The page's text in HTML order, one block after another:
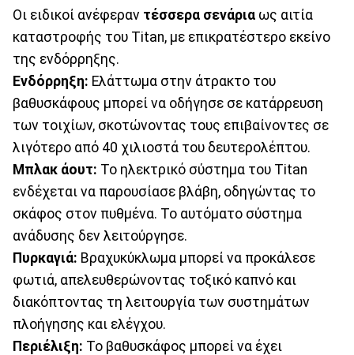
Οι ειδικοί ανέφεραν τέσσερα σενάρια ως αιτία
καταστροφής του Titan, με επικρατέστερο εκείνο
της ενδόρρηξης.
Ενδόρρηξη: Ελάττωμα στην άτρακτο του
βαθυσκάφους μπορεί να οδήγησε σε κατάρρευση
των τοιχίων, σκοτώνοντας τους επιβαίνοντες σε
λιγότερο από 40 χιλιοστά του δευτερολέπτου.
Μπλακ άουτ: Το ηλεκτρικό σύστημα του Titan
ενδέχεται να παρουσίασε βλάβη, οδηγώντας το
σκάφος στον πυθμένα. Το αυτόματο σύστημα
ανάδυσης δεν λειτούργησε.
Πυρκαγιά: Βραχυκύκλωμα μπορεί να προκάλεσε
φωτιά, απελευθερώνοντας τοξικό καπνό και
διακόπτοντας τη λειτουργία των συστημάτων
πλοήγησης και ελέγχου.
Περιέλιξη: Το βαθυσκάφος μπορεί να έχει